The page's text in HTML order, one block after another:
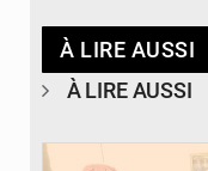
À LIRE AUSSI
À LIRE AUSSI